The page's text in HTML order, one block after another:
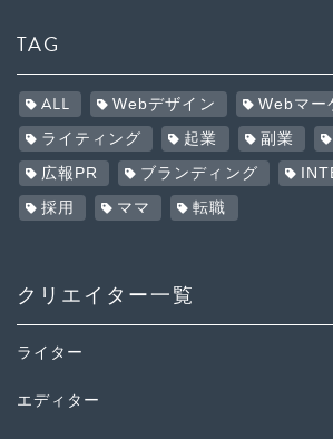
TAG
ALL Webデザイン Webマー
ライティング 起業 副業
広報PR ブランディング
採用 ママ 転職
クリエイター一覧
ライター
エディター